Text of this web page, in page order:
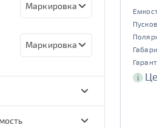
Маркировка
Маркировка
стандарт
i